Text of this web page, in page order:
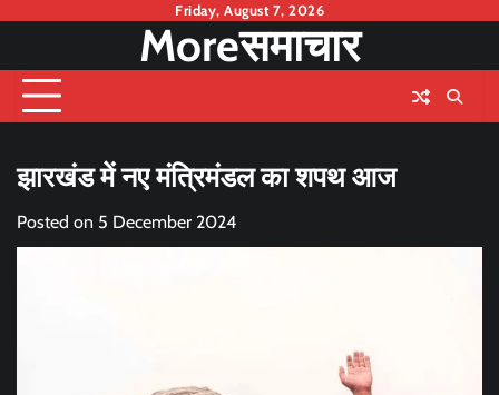
content
Friday, August 7, 2026
Moreसमाचार
झारखंड में नए मंत्रिमंडल का शपथ आज
Posted on 5 December 2024